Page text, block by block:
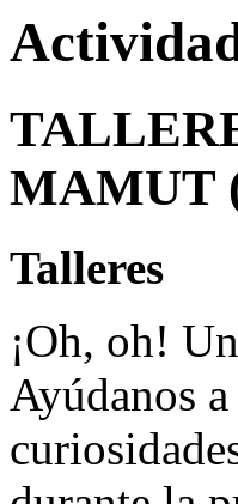
MAMUT
Talleres
¡Oh, oh!
Ayúdanos